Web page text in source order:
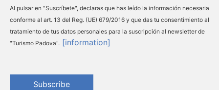
Al pulsar en "Suscríbete", declaras que has leído la información necesaria
conforme al art. 13 del Reg. (UE) 679/2016 y que das tu consentimiento al
tratamiento de tus datos personales para la suscripción al newsletter de
"Turismo Padova". [information]
Subscribe